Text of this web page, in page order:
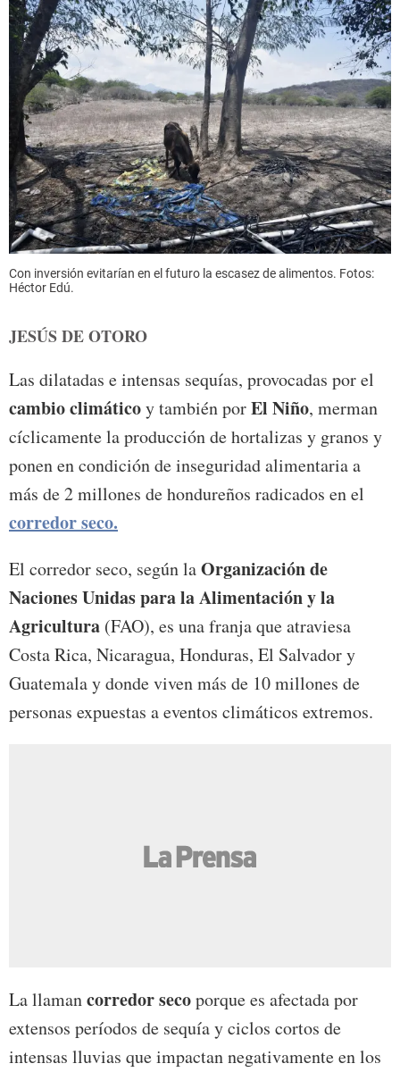
Con inversión evitarían en el futuro la escasez de alimentos. Fotos:
Héctor Edú.
JESÚS DE OTORO
Las dilatadas e intensas sequías, provocadas por el
cambio climáticoy también porEl Niño, merman
cíclicamente la producción de hortalizas y granos y
ponen en condición de inseguridad alimentaria a
más de 2 millones de hondureños radicados en el
corredor seco.
El corredor seco, según laOrganización de
Naciones Unidas para la Alimentación y la
Agricultura (FAO), es una franja que atraviesa
Costa Rica, Nicaragua, Honduras, El Salvador y
Guatemala y donde viven más de 10 millones de
personas expuestas a eventos climáticos extremos.
La llamancorredor secoporque es afectada por
extensos períodos de sequía y ciclos cortos de
intensas lluvias que impactan negativamente en los